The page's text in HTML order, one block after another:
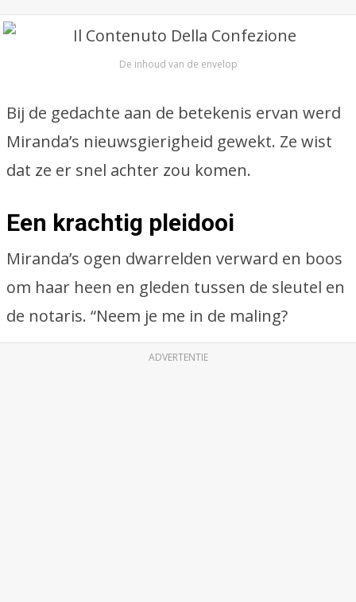
De inhoud van de envelop
Bij de gedachte aan de betekenis ervan werd
Miranda’s nieuwsgierigheid gewekt. Ze wist
dat ze er snel achter zou komen.
Een krachtig pleidooi
Miranda’s ogen dwarrelden verward en boos
om haar heen en gleden tussen de sleutel en
de notaris. “Neem je me in de maling?
ADVERTENTIE